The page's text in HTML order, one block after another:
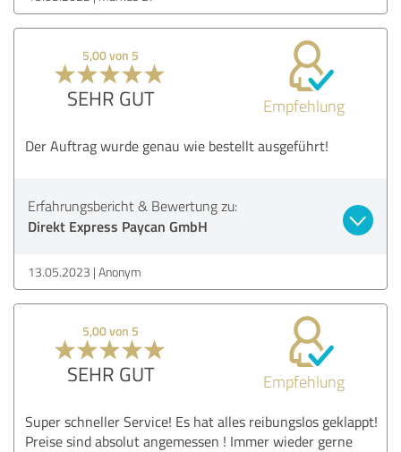
5,00 von 5
SEHR GUT Empfehlung
Der Auftrag wurde genau wie bestellt ausgeführt!
Erfahrungsbericht & Bewertung zu:
Direkt Express Paycan GmbH
13.05.2023 Anonym
5,00 von 5
SEHR GUT Empfehlung
Super schneller Service! Es hat alles reibungslos geklappt!
Preise sind absolut angemessen ! Immer wieder gerne